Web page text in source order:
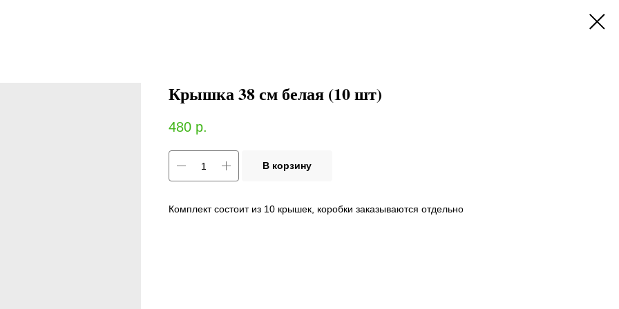
Крышка 38 см белая (10 шт)
480 р.
В корзину
Комплект состоит из 10 крышек, коробки заказываются отдельно